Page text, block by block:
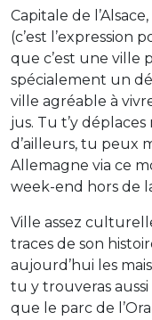
Capitale de
(c’est
que c’est une ville
spécialement un
ville agréable à
jus. Tu t’y
d’ailleurs, tu peux
Allemagne via ce
week-end hors de
Ville assez
traces de son
aujourd’hui les
tu y trouveras
que le parc de